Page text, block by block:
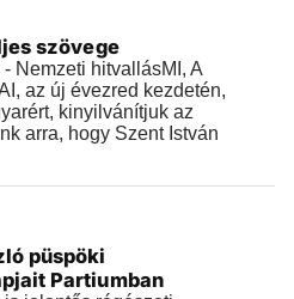
szövege
Nemzeti hitvallásMI, A
az új évezred kezdetén,
kinyilvánítjuk az
arra, hogy Szent István
püspöki
Partiumban